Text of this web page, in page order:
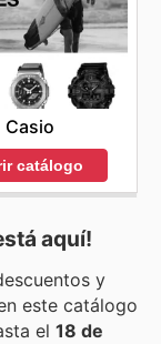
Casio
catálogo
aquí!
y
este catálogo
el 18 de